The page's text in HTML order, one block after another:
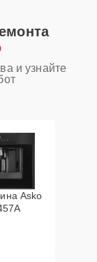
и узнайте
Asko